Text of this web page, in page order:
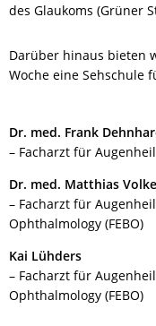
des Glaukoms (Grüner
Darüber hinaus bieten
Woche eine Sehschule
Dr. med. Frank
– Facharzt für
Dr. med. Matthias
– Facharzt für
Ophthalmology (FEBO)
Kai Lühders
– Facharzt für
Ophthalmology (FEBO)